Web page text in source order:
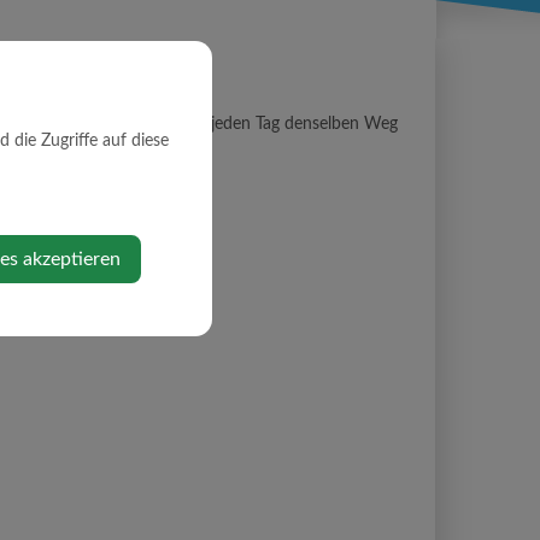
für PendlerInnen, die jeden Tag denselben Weg
die Zugriffe auf diese
akzeptieren